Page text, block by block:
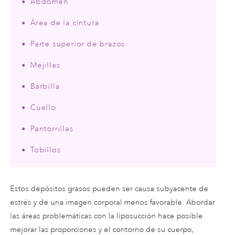
Área de la cintura
Parte superior de brazos
Mejillas
Barbilla
Cuello
Pantorrillas
Tobillos
Estos depósitos grasos pueden ser causa subyacente de
estrés y de una imagen corporal menos favorable. Abordar
las áreas problemáticas con la liposucción hace posible
mejorar las proporciones y el contorno de su cuerpo,